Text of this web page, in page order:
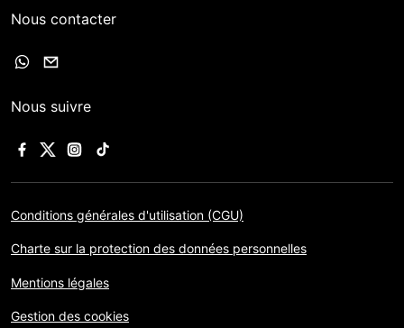
Nous contacter
Nous suivre
Conditions générales d'utilisation (CGU)
Charte sur la protection des données personnelles
Mentions légales
Gestion des cookies